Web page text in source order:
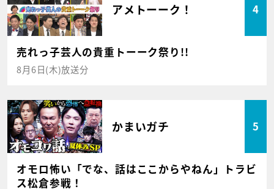
アメトーーク！ 4
売れっ子芸人の貴重トーーク祭り!!
8月6日(木)放送分
かまいガチ 5
オモロ怖い「でな、話はここからやねん」トラビ
ス松倉参戦！